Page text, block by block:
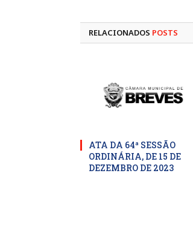
RELACIONADOS POSTS
ATA DA 64ª SESSÃO
ORDINÁRIA, DE 15 DE
DEZEMBRO DE 2023